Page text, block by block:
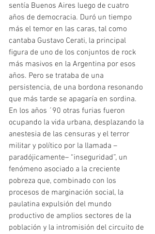
sentía Buenos Aires luego de cuatro
años de democracia. Duró un tiempo
más el temor en las caras, tal como
cantaba Gustavo Cerati, la principal
figura de uno de los conjuntos de rock
más masivos en la Argentina por esos
años. Pero se trataba de una
persistencia, de una bordona resonando
que más tarde se apagaría en sordina.
En los años ´90 otras furias fueron
ocupando la vida urbana, desplazando la
anestesia de las censuras y el terror
militar y político por la llamada –
paradójicamente– “inseguridad”, un
fenómeno asociado a la creciente
pobreza que, combinado con los
procesos de marginación social, la
paulatina expulsión del mundo
productivo de amplios sectores de la
población y la intromisión del circuito de